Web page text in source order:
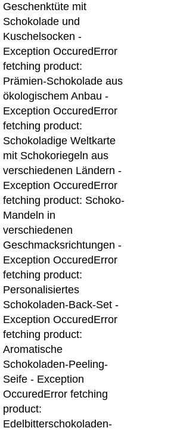
Geschenktüte mit
Schokolade und
Kuschelsocken -
Exception OccuredError
fetching product:
Prämien-Schokolade aus
ökologischem Anbau -
Exception OccuredError
fetching product:
Schokoladige Weltkarte
mit Schokoriegeln aus
verschiedenen Ländern -
Exception OccuredError
fetching product: Schoko-
Mandeln in
verschiedenen
Geschmacksrichtungen -
Exception OccuredError
fetching product:
Personalisiertes
Schokoladen-Back-Set -
Exception OccuredError
fetching product:
Aromatische
Schokoladen-Peeling-
Seife - Exception
OccuredError fetching
product:
Edelbitterschokoladen-